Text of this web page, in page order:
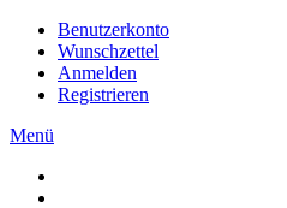
Benutzerkonto
Wunschzettel
Anmelden
Registrieren
Menü